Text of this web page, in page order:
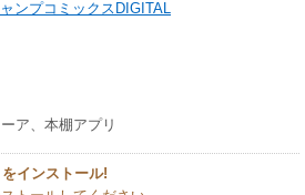
ンプコミックスDIGITAL
ア、本棚アプリ
インストール!